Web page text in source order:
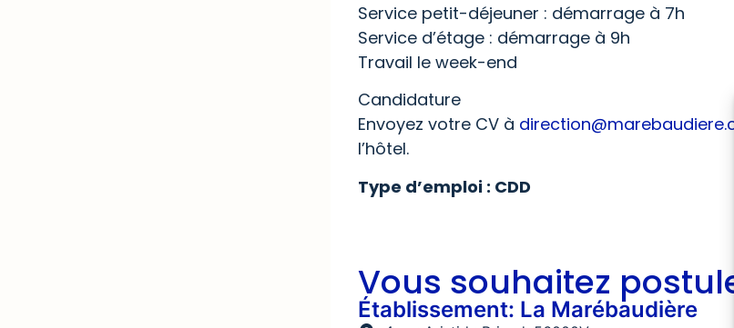
Service petit-déjeuner : démarrage à 7h
Service d’étage : démarrage à 9h
Travail le week-end
Candidature
Envoyez votre CV à
l’hôtel.
Type d’emploi : CDD
Vous souhaitez
Établissement: La Marébaudière